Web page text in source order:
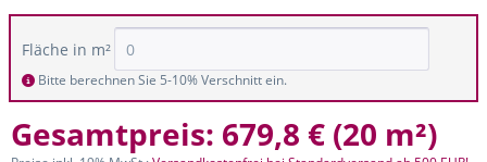
Fläche in m²
Bitte berechnen Sie 5-10% Verschnitt ein.
Gesamtpreis: 679,8 € (20 m²)